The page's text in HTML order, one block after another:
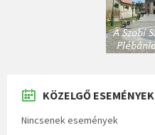
KÖZELGŐ ESEMÉNYEK
Nincsenek események